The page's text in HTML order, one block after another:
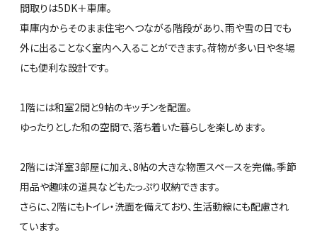
間取りは5DK＋車庫。
車庫内からそのまま住宅へつながる階段があり、雨や雪の日でも
外に出ることなく室内へ入ることができます。荷物が多い日や冬場
にも便利な設計です。
1階には和室2間と9帖のキッチンを配置。
ゆったりとした和の空間で、落ち着いた暮らしを楽しめます。
2階には洋室3部屋に加え、8帖の大きな物置スペースを完備。季節
用品や趣味の道具などもたっぷり収納できます。
さらに、2階にもトイレ・洗面を備えており、生活動線にも配慮され
ています。